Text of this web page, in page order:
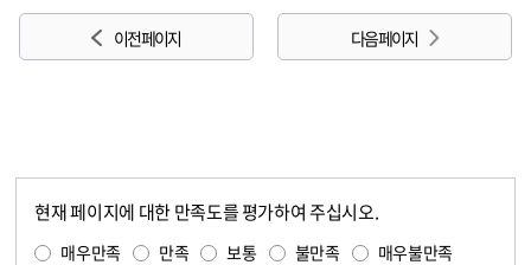
이전 페이지 다음 페이지
현재 페이지에 대한 만족도를 평가하여 주십시오.
매우만족 만족 보통 불만족 매우불만족